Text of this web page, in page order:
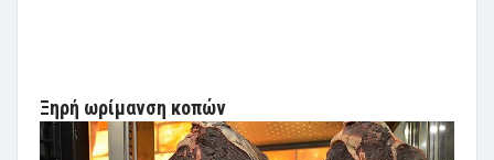
Ξηρή ωρίμανση κοπών